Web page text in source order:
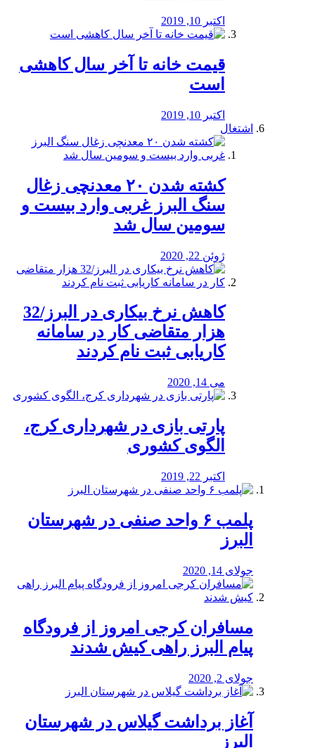
اکتبر 10, 2019
قیمت خانه تا آخر سال کاهشی
است
اکتبر 10, 2019
اشتغال
کشته شدن ۲۰ معدنچی زغال
سنگ البرز غربی وارد بیست و
سومین سال شد
ژوئن 22, 2020
کاهش نرخ بیکاری در البرز/32
هزار متقاضی کار در سامانه
کاریابی ثبت نام کردند
می 14, 2020
پارتی بازی در شهرداری کرج،
الگوی کشوری
اکتبر 22, 2019
پلمب ۶ واحد صنفی در شهرستان
البرز
جولای 14, 2020
مسافران کرجی امروز از فرودگاه
پیام البرز راهی کیش شدند
جولای 2, 2020
آغاز برداشت گیلاس در شهرستان
البرز